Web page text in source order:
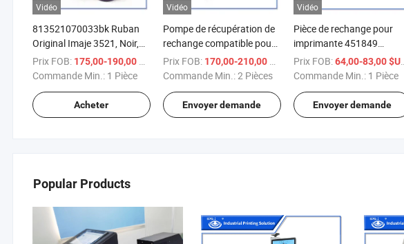
Vidéo
813521070033bk Ruban
Original Imaje 3521, Noir,
33mm*700m, 15
Rouleaux/Boîte, X30
Prix FOB: 175,00-190,00 $US
/ Pièce
Commande Min.: 1 Pièce
Acheter
Vidéo
Pompe de récupération de
rechange compatible pour
imprimante Cij Gutter
Pump Ept007517sp pour
Domino Ax Series
007517sp
Prix FOB: 170,00-210,00 $US
/ Pièce
Commande Min.:2 Pièces
Envoyer demande
Vidéo
Pièce de rechange pour
imprimante 451849
panneau tactile compatible
pour imprimante à jet
Cij Rxs Rx1 Rx2
Prix FOB:64,00-83,00 $US
Commande Min.: 1 Pièce
Envoyer demande
Popular Products